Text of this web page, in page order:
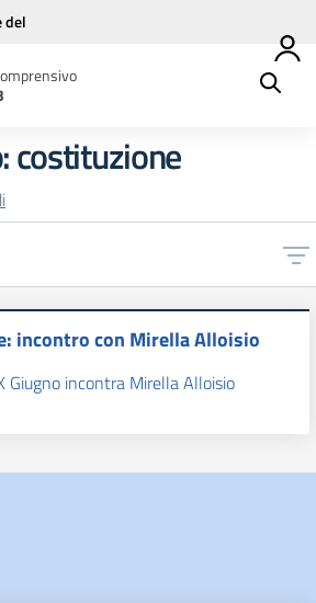
del
costituzione
incontro con Mirella Alloisio
Giugno incontra Mirella Alloisio